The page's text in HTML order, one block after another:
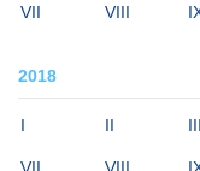
VII VIII
2018
I II III
VII VIII